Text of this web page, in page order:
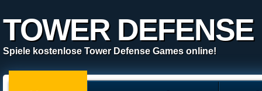
TOWER DEFENSE
Spiele kostenlose Tower Defense Games online!